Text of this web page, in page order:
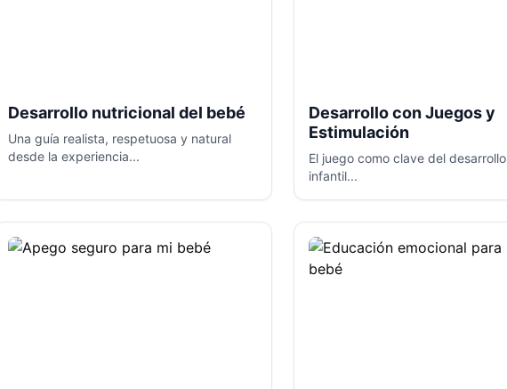
Desarrollo nutricional del bebé
Una guía realista, respetuosa y natural
desde la experiencia...
Desarrollo con Juegos y
Estimulación
El juego como clave del desarrollo
infantil...